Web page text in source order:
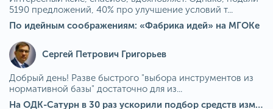
5190 предложений, 40% про улучшение условий т...
По идейным соображениям: «Фабрика идей» на МГОКе
Сергей Петрович Григорьев
Добрый день! Разве быстрого "выбора инструментов из
нормативной базы" достаточно для из...
На ОДК-Сатурн в 30 раз ускорили подбор средств измерения для контроля качества продукции